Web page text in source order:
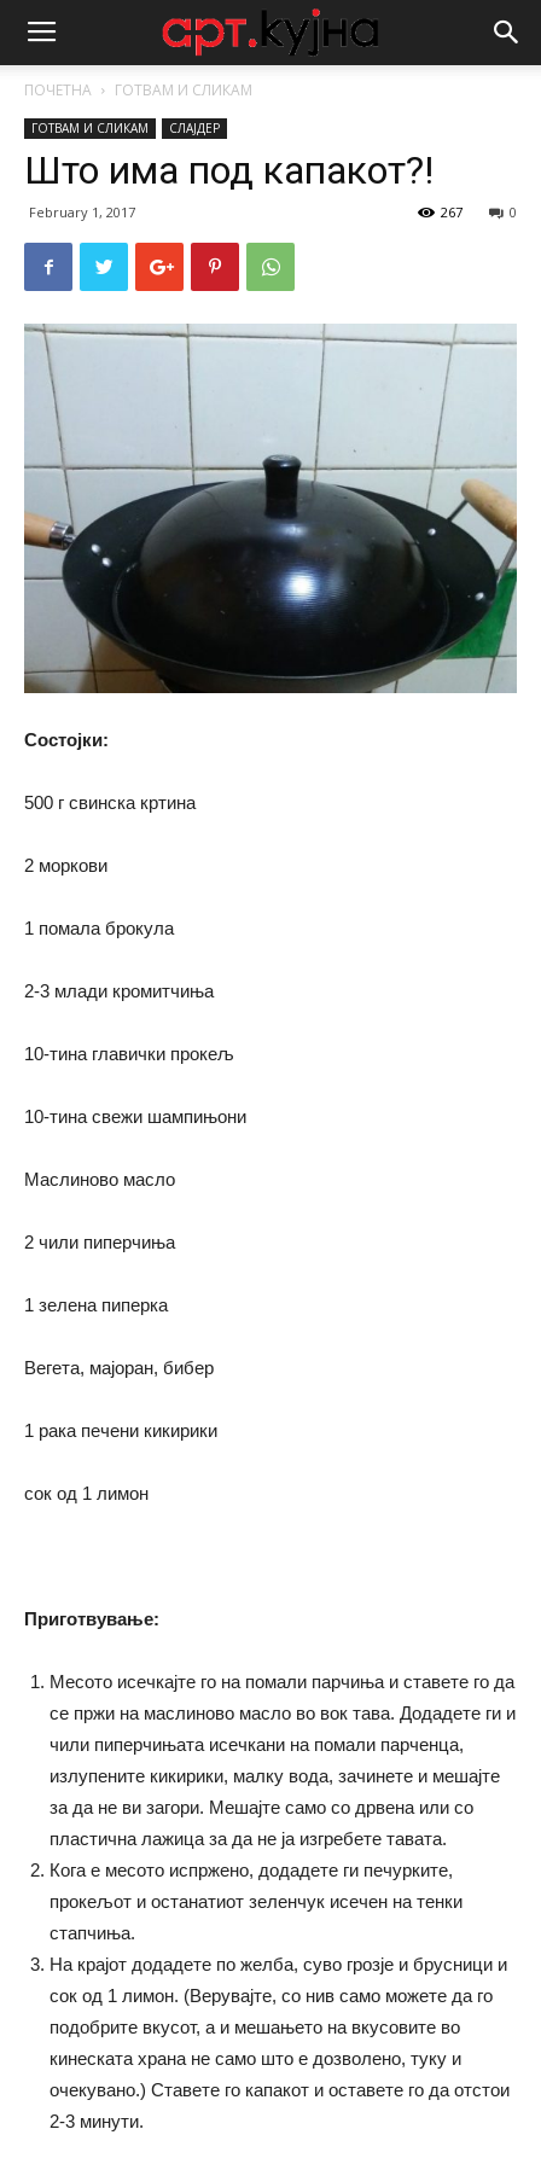
ПОЧЕТНА ГОТВАМ И СЛИКАМ
ГОТВАМ И СЛИКАМ СЛАЈДЕР
Што има под капакот?!
February 1, 2017 0
267
Состојки:
500 г свинска кртина
2 моркови
1 помала брокула
2-3 млади кромитчиња
10-тина главички прокељ
10-тина свежи шампињони
Маслиново масло
2 чили пиперчиња
1 зелена пиперка
Вегета, мајоран, бибер
1 рака печени кикирики
сок од 1 лимон
Приготвување:
Месото исечкајте го на помали парчиња и ставете го да
се пржи на маслиново масло во вок тава. Додадете ги и
чили пиперчињата исечкани на помали парченца,
излупените кикирики, малку вода, зачинете и мешајте
за да не ви загори. Мешајте само со дрвена или со
пластична лажица за да не ја изгребете тавата.
Кога е месото испржено, додадете ги печурките,
прокељот и останатиот зеленчук исечен на тенки
стапчиња.
На крајот додадете по желба, суво грозје и брусници и
сок од 1 лимон. (Верувајте, со нив само можете да го
подобрите вкусот, а и мешањето на вкусовите во
кинеската храна не само што е дозволено, туку и
очекувано.) Ставете го капакот и оставете го да отстои
2-3 минути.